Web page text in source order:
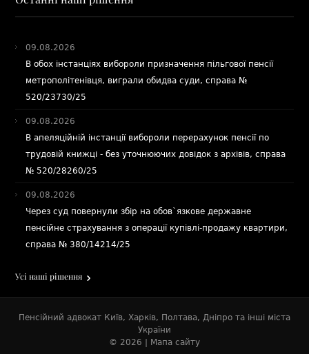
09.08.2026
В обох інстанціях вибороли призначення пільгової пенсії
метрополітенівця, виграли обидва суди, справа №
520/23730/25
09.08.2026
В апеляційній інстанції вибороли перерахунок пенсії по
трудовій книжці - без уточнюючих довідок з архівів, справа
№ 520/28260/25
09.08.2026
Через суд повернули збір на обов`язкове державне
пенсійне страхування з операції купівлі-продажу квартири,
справа № 380/14214/25
Усі наші рішення
Пенсійний адвокат Київ, Харків, Полтава, Дніпро та інші міста
України
© 2026 |
Мапа сайту